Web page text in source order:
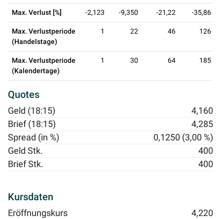
Max. Verlust [%] -2,123 -9,350 -21,22 -35,86
Max. Verlustperiode
(Handelstage)
1 22 46 126
Max. Verlustperiode
(Kalendertage)
1 30 64 185
Quotes
Geld (18:15)
4,160
Brief (18:15)
4,285
Spread (in %)
0,1250 (3,00 %)
Geld Stk.
400
Brief Stk.
400
Kursdaten
Eröffnungskurs
4,220